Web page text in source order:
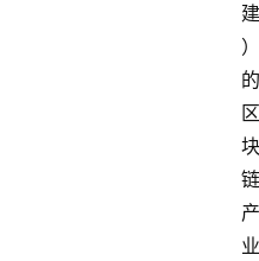
建
）
的
区
块
链
产
业